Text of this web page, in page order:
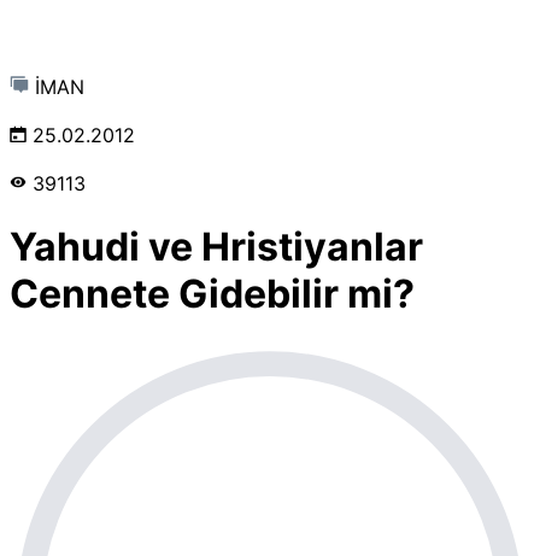
İMAN
25.02.2012
39113
Yahudi ve Hristiyanlar
Cennete Gidebilir mi?